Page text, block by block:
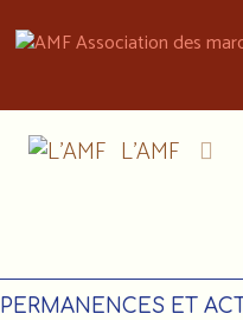
L'AMF
PERMANENCES ET